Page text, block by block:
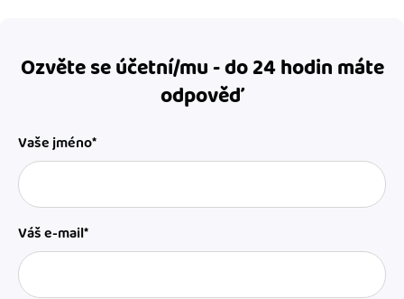
Ozvěte se účetní/mu - do 24 hodin máte
odpověď
Vaše jméno*
Váš e-mail*